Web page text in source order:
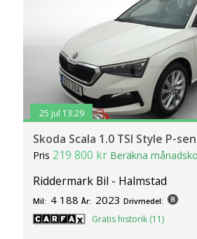
25 jul 13:29
Skoda Scala 1.0 TSI Style P-
Pris 219 800 kr Beräkna
Riddermark Bil - Halmstad
Mil: 4 188 År: 2023 Drivmedel:
Gratis historik (11)